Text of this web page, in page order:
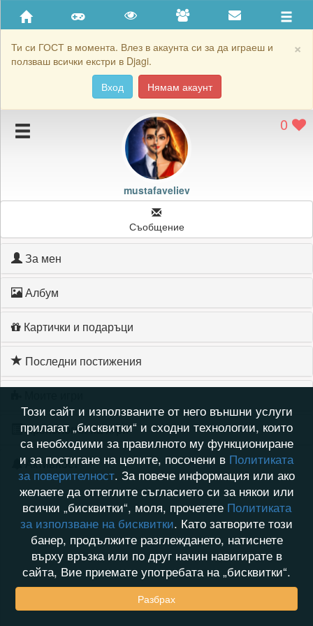
×
Ти си ГОСТ в момента. Влез в акаунта си за да играеш и
ползваш всички екстри в Djagi.
Вход
Нямам акаунт
Приятели
Хронология на игри
Подаръците на mustafaveliev
Картичките на mustafaveliev
Блокирай mustafaveliev
0
mustafaveliev
Съобщение
За мен
Албум
Картички и подаръци
Последни постижения
Хронология на игри
Активност
Този сайт и използваните от него външни услуги
прилагат „бисквитки“ и сходни технологии, които
са необходими за правилното му функциониране
и за постигане на целите, посочени в Политиката
за поверителност. За повече информация или ако
желаете да оттеглите съгласието си за някои или
всички „бисквитки“, моля, прочетете Политиката
за използване на бисквитки. Като затворите този
банер, продължите разглеждането, натиснете
върху връзка или по друг начин навигирате в
сайта, Вие приемате употребата на „бисквитки“.
Разбрах